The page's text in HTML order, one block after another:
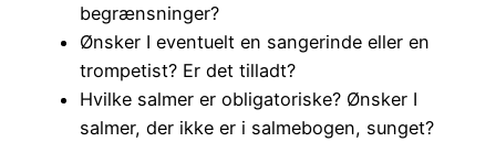
begrænsninger?
Ønsker I eventuelt en sangerinde eller en
trompetist? Er det tilladt?
Hvilke salmer er obligatoriske? Ønsker I
salmer, der ikke er i salmebogen, sunget?